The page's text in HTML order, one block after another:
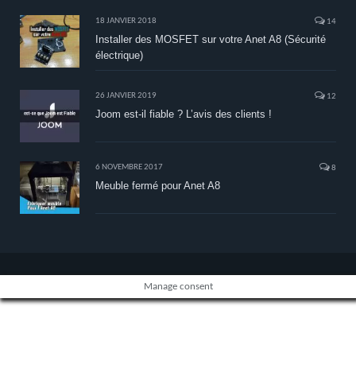
18 JANVIER 2018 14
Installer des MOSFET sur votre Anet A8 (Sécurité
électrique)
26 JANVIER 2019 12
Joom est-il fiable ? L’avis des clients !
6 NOVEMBRE 2017 8
Meuble fermé pour Anet A8
Manage consent